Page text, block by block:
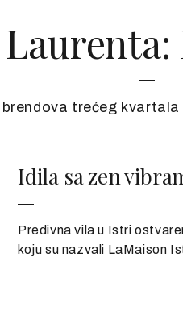
trećeg
Idila sa zen
Predivna vila u Istri
koju su nazvali LaMaison